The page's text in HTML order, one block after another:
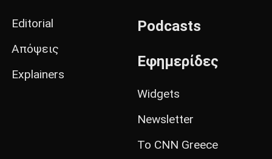
Editorial
Απόψεις
Explainers
Podcasts
Εφημερίδες
Widgets
Newsletter
Το CNN Greece